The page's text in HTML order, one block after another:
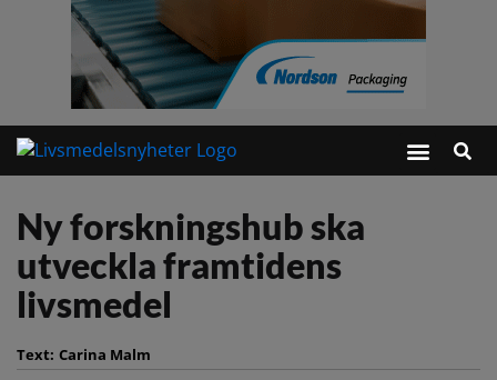
Ny forskningshub ska
utveckla framtidens
livsmedel
Text: Carina Malm